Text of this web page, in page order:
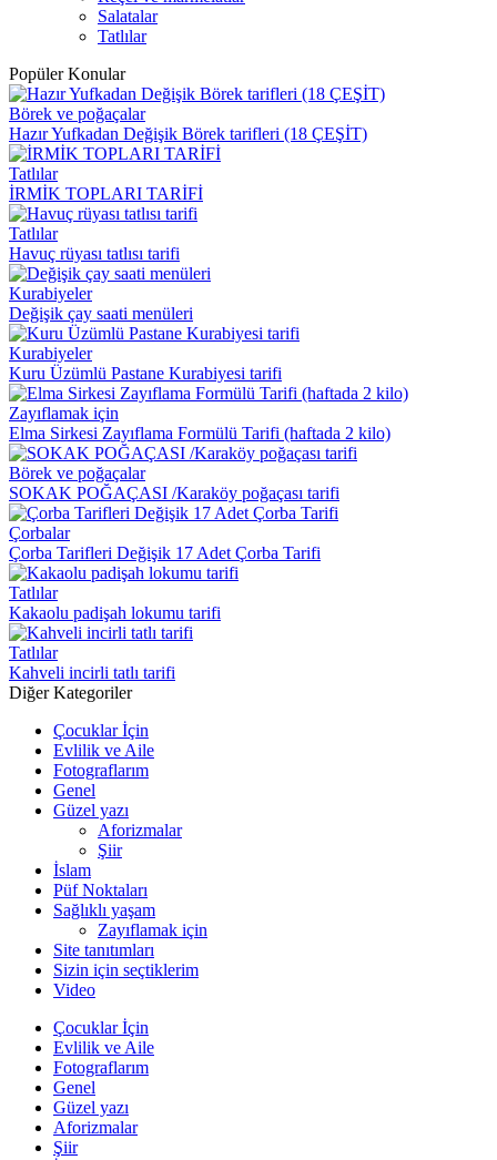
Salatalar
Tatlılar
Popüler Konular
Börek ve poğaçalar
Hazır Yufkadan Değişik Börek tarifleri (18 ÇEŞİT)
Tatlılar
İRMİK TOPLARI TARİFİ
Tatlılar
Havuç rüyası tatlısı tarifi
Kurabiyeler
Değişik çay saati menüleri
Kurabiyeler
Kuru Üzümlü Pastane Kurabiyesi tarifi
Zayıflamak için
Elma Sirkesi Zayıflama Formülü Tarifi (haftada 2 kilo)
Börek ve poğaçalar
SOKAK POĞAÇASI /Karaköy poğaçası tarifi
Çorbalar
Çorba Tarifleri Değişik 17 Adet Çorba Tarifi
Tatlılar
Kakaolu padişah lokumu tarifi
Tatlılar
Kahveli incirli tatlı tarifi
Diğer Kategoriler
Çocuklar İçin
Evlilik ve Aile
Fotograflarım
Genel
Güzel yazı
Aforizmalar
Şiir
İslam
Püf Noktaları
Sağlıklı yaşam
Zayıflamak için
Site tanıtımları
Sizin için seçtiklerim
Video
Çocuklar İçin
Evlilik ve Aile
Fotograflarım
Genel
Güzel yazı
Aforizmalar
Şiir